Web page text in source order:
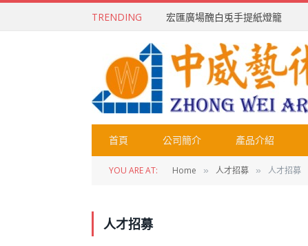
TRENDING 宏匯廣場醜白兎手提紙燈籠
首頁 公司簡介 產品介紹
YOU ARE AT: Home » 人才招募 » 人才招募
人才招募